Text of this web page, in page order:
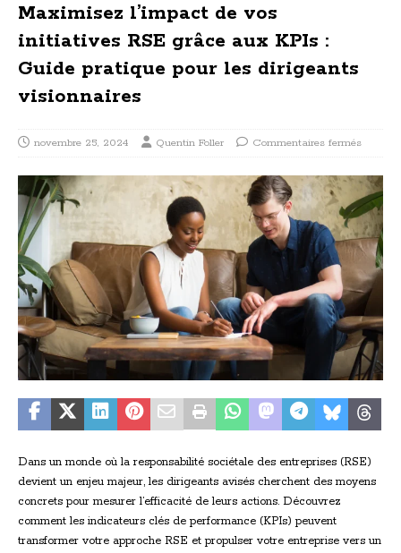
Maximisez l’impact de vos
initiatives RSE grâce aux KPIs :
Guide pratique pour les dirigeants
visionnaires
novembre 25, 2024 Quentin Foller Commentaires fermés
Dans un monde où la responsabilité sociétale des entreprises (RSE)
devient un enjeu majeur, les dirigeants avisés cherchent des moyens
concrets pour mesurer l’efficacité de leurs actions. Découvrez
comment les indicateurs clés de performance (KPIs) peuvent
transformer votre approche RSE et propulser votre entreprise vers un